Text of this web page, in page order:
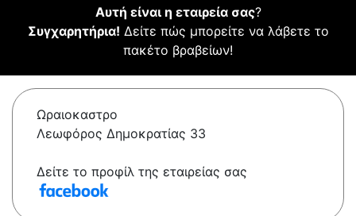
Αυτή είναι η εταιρεία σας?
Συγχαρητήρια! Δείτε πώς μπορείτε να λάβετε το
πακέτο βραβείων!
Ωραιοκαστρο
Λεωφόρος Δημοκρατίας 33
Δείτε το προφίλ της εταιρείας σας